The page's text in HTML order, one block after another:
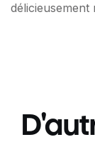
délicieusement